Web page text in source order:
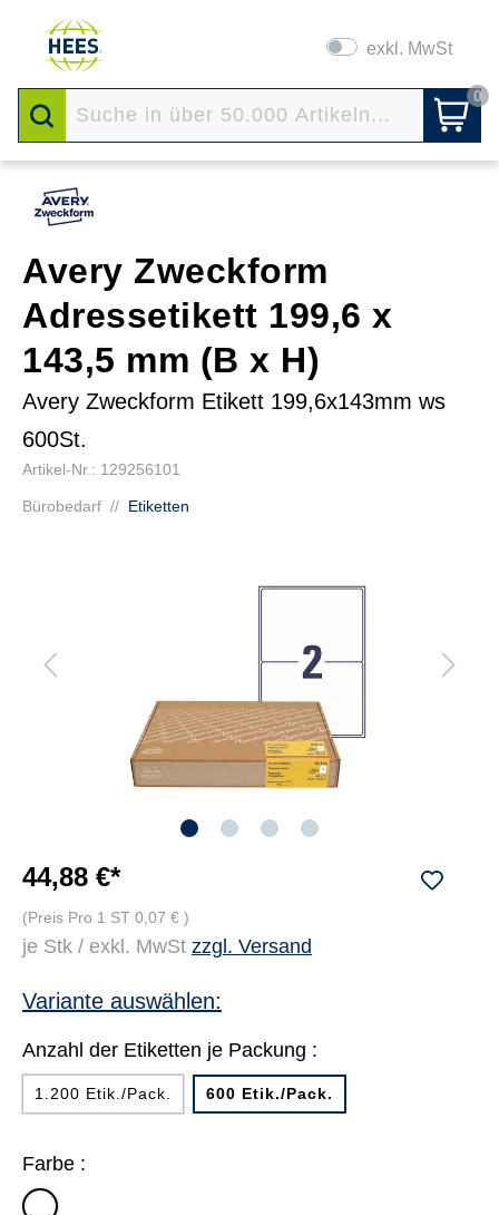
exkl. MwSt
0
Avery Zweckform
Adressetikett 199,6 x
143,5 mm (B x H)
Avery Zweckform Etikett 199,6x143mm ws
600St.
Artikel-Nr.: 129256101
Bürobedarf // Etiketten
44,88 €*
(Preis Pro 1 ST 0,07 € )
je Stk / exkl. MwSt zzgl. Versand
Variante auswählen:
Anzahl der Etiketten je Packung :
1.200 Etik./Pack. 600 Etik./Pack.
Farbe :
weiß